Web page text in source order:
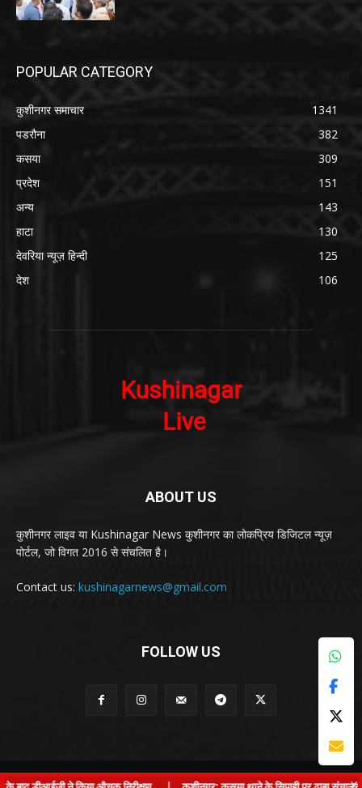
POPULAR CATEGORY
कुशीनगर समाचार
1341
पडरौना
382
कसया
309
प्रदेश
151
अन्य
143
हाटा
130
देवरिया न्यूज़ हिन्दी
125
देश
106
ABOUT US
कुशीनगर लाइव या Kushinagar News कुशीनगर का लोकप्रिय डिजिटल न्यूज़
पोर्टल, जो विगत 2016 से संचलित है।
Contact us: kushinagarnews@gmail.com
FOLLOW US
© Kushinagar Live - 2022 ×